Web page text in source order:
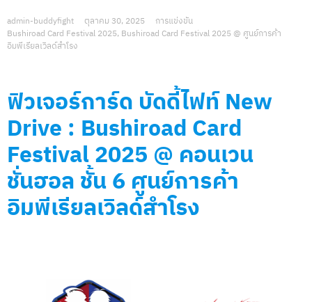
admin-buddyfight ตุลาคม 30, 2025
การแข่งขัน
Bushiroad Card Festival 2025, Bushiroad Card Festival 2025 @ ศูนย์การค้า
อิมพีเรียลเวิลด์สำโรง
ฟิวเจอร์การ์ด บัดดี้ไฟท์ New
Drive : Bushiroad Card
Festival 2025 @ คอนเวน
ชั่นฮอล ชั้น 6 ศูนย์การค้า
อิมพีเรียลเวิลด์สำโรง